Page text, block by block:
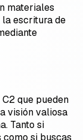
materiales
escritura de
que pueden
visión valiosa
Tanto si